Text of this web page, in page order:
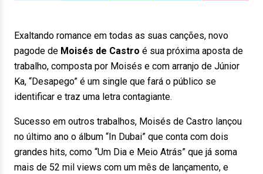
Exaltando romance em todas as suas canções, novo
pagode de Moisés de Castro é sua próxima aposta de
trabalho, composta por Moisés e com arranjo de Júnior
Ka, “Desapego” é um single que fará o público se
identificar e traz uma letra contagiante.
Sucesso em outros trabalhos, Moisés de Castro lançou
no último ano o álbum “In Dubai” que conta com dois
grandes hits, como “Um Dia e Meio Atrás” que já soma
mais de 52 mil views com um mês de lançamento, e